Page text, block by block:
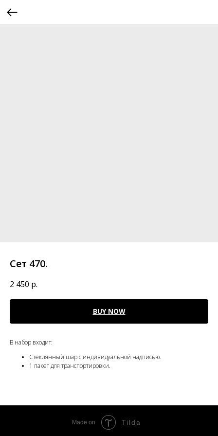
Сет 470.
2 450 р.
BUY NOW
В набор входит:
Стеклянный шар с индивидуальной надписью.
1 пакет для транспортировки.
Made on Tilda